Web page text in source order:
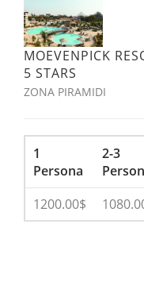
MOEVENPICK
5 STARS
ZONA PIRAMIDI
1
Persona
2-3
1200.00$